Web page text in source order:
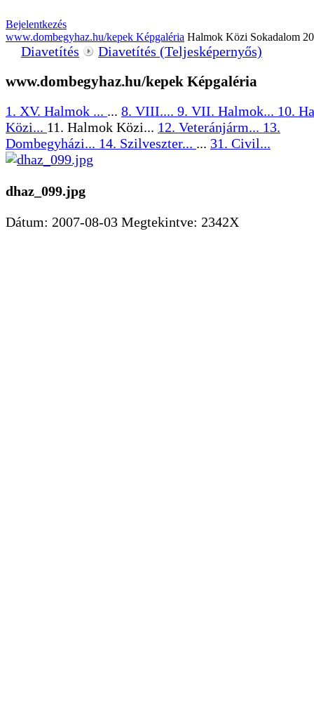
Bejelentkezés
www.dombegyhaz.hu/kepek Képgaléria Halmok Közi Sokadalom
Diavetítés Diavetítés (Teljesképernyős)
www.dombegyhaz.hu/kepek Képgaléria
1. XV. Halmok ... ... 8. VIII.... 9. VII. Halmok... 10.
Közi... 11. Halmok Közi... 12. Veteránjárm... 13.
Dombegyházi... 14. Szilveszter... ... 31. Civil...
dhaz_099.jpg
Dátum: 2007-08-03 Megtekintve: 2342X